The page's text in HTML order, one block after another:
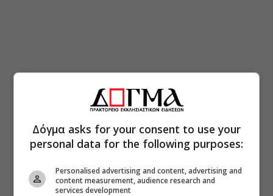
Δόγμα asks for your consent to use your
personal data for the following purposes:
Personalised advertising and content, advertising and
content measurement, audience research and
services development